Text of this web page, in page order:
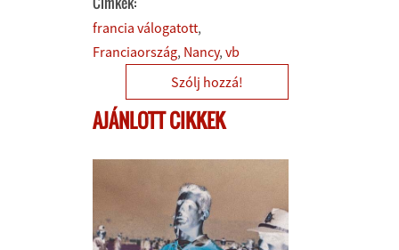
francia válogatott
Franciaország Nancy vb
Szólj hozzá!
AJÁNLOTT CIKKEK